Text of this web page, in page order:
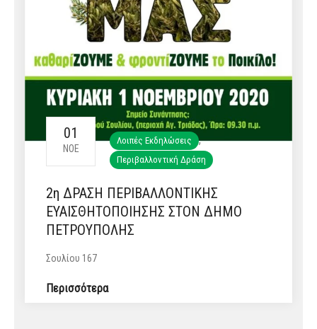
01
ΝΟΈ
Λοιπές Εκδηλώσεις ,
Περιβαλλοντική Δράση
2η ΔΡΑΣΗ ΠΕΡΙΒΑΛΛΟΝΤΙΚΗΣ
ΕΥΑΙΣΘΗΤΟΠΟΙΗΣΗΣ ΣΤΟΝ ΔΗΜΟ
ΠΕΤΡΟΥΠΟΛΗΣ
Σουλίου 167
Περισσότερα